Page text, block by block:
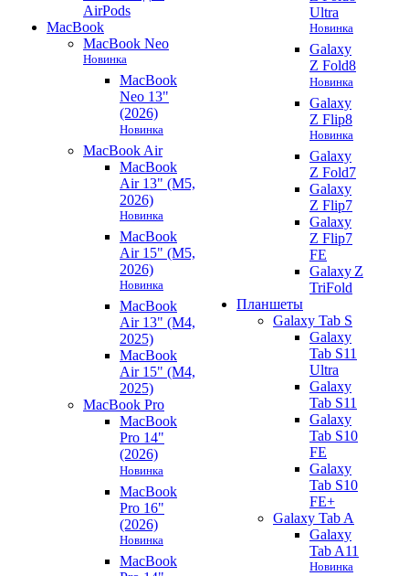
AirPods
MacBook
MacBook Neo
Новинка
MacBook
Neo 13"
(2026)
Новинка
MacBook Air
MacBook
Air 13" (M5,
2026)
Новинка
MacBook
Air 15" (M5,
2026)
Новинка
MacBook
Air 13" (M4,
2025)
MacBook
Air 15" (M4,
2025)
MacBook Pro
MacBook
Pro 14"
(2026)
Новинка
MacBook
Pro 16"
(2026)
Новинка
MacBook
Ultra
Новинка
Galaxy
Z Fold8
Новинка
Galaxy
Z Flip8
Новинка
Galaxy
Z Fold7
Galaxy
Z Flip7
Galaxy
Z Flip7
FE
Galaxy Z
TriFold
Планшеты
Galaxy Tab S
Galaxy
Tab S11
Ultra
Galaxy
Tab S11
Galaxy
Tab S10
FE
Galaxy
Tab S10
FE+
Galaxy Tab A
Galaxy
Tab A11
Новинка